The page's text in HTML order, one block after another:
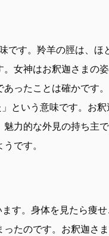
です。羚羊の脛は、ほ
女神はお釈迦さまの
ったことは確かです
という意味です。お
力的な外見の持ち主
です。
す。身体を見たら痩
たのです。お釈迦さ